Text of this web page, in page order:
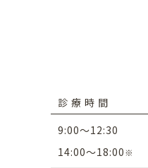
診 療 時 間
9:00～12:30
14:00～18:00※